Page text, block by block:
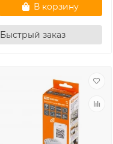
В корзину
Быстрый заказ